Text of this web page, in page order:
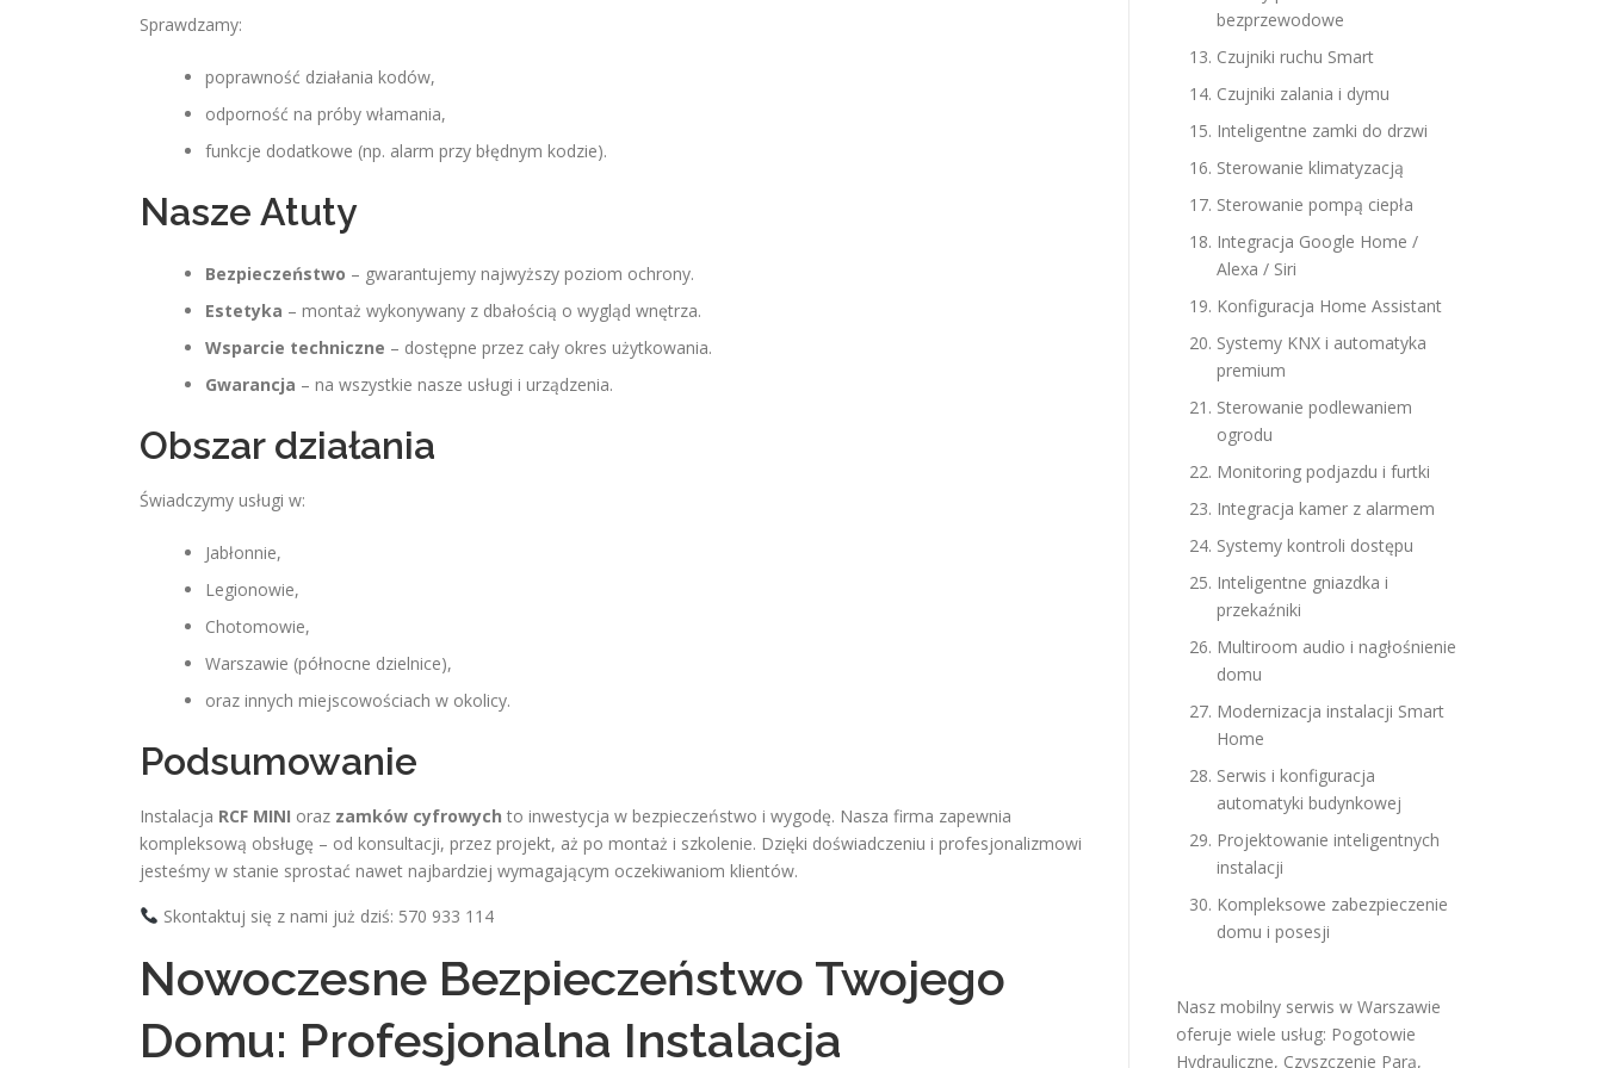
Sprawdzamy:
poprawność działania kodów,
odporność na próby włamania,
funkcje dodatkowe (np. alarm przy błędnym kodzie).
Nasze Atuty
Bezpieczeństwo – gwarantujemy najwyższy poziom ochrony.
Estetyka – montaż wykonywany z dbałością o wygląd wnętrza.
Wsparcie techniczne – dostępne przez cały okres użytkowania.
Gwarancja – na wszystkie nasze usługi i urządzenia.
Obszar działania
Świadczymy usługi w:
Jabłonnie,
Legionowie,
Chotomowie,
Warszawie (północne dzielnice),
oraz innych miejscowościach w okolicy.
Podsumowanie
Instalacja RCF MINI oraz zamków cyfrowych to inwestycja w bezpieczeństwo i wygodę. Nasza firma zapewnia
kompleksową obsługę – od konsultacji, przez projekt, aż po montaż i szkolenie. Dzięki doświadczeniu i profesjonalizmowi
jesteśmy w stanie sprostać nawet najbardziej wymagającym oczekiwaniom klientów.
Skontaktuj się z nami już dziś: 570 933 114
Nowoczesne Bezpieczeństwo Twojego
Domu: Profesjonalna Instalacja
bezprzewodowe
Czujniki ruchu Smart
Czujniki zalania i dymu
Inteligentne zamki do drzwi
Sterowanie klimatyzacją
Sterowanie pompą ciepła
Integracja Google Home /
Alexa / Siri
Konfiguracja Home Assistant
Systemy KNX i automatyka
premium
Sterowanie podlewaniem
ogrodu
Monitoring podjazdu i furtki
Integracja kamer z alarmem
Systemy kontroli dostępu
Inteligentne gniazdka i
przekaźniki
Multiroom audio i nagłośnienie
domu
Modernizacja instalacji Smart
Home
Serwis i konfiguracja
automatyki budynkowej
Projektowanie inteligentnych
instalacji
Kompleksowe zabezpieczenie
domu i posesji
Nasz mobilny serwis w Warszawie
oferuje wiele usług: Pogotowie
Hydrauliczne, Czyszczenie Parą,